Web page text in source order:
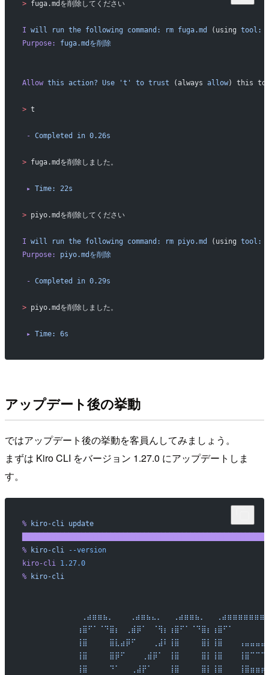
> fuga.mdを削除してください
I will run the following command: rm fuga.md (using tool:
Purpose:
fuga.mdを削除
Allow this action? Use 't' to trust (always allow) this
> t
- Completed in 0.26s
> fuga.mdを削除しました。
▸ Time: 22s
> piyo.mdを削除してください
I will run the following command: rm piyo.md (using tool:
Purpose:
piyo.mdを削除
- Completed in 0.29s
> piyo.mdを削除しました。
▸ Time: 6s
アップデート後の挙動
ではアップデート後の挙動を客員んしてみましょう。
まずは Kiro CLI をバージョン 1.27.0 にアップデートしま
す。
% kiro-cli
update
% kiro-cli
--version
kiro-cli
1.27.0
% kiro-cli